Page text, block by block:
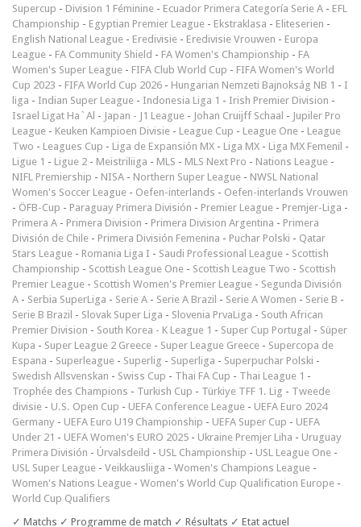
Supercup - Division 1 Féminine - Ecuador Primera Categoría Serie A - EFL
Championship - Egyptian Premier League - Ekstraklasa - Eliteserien -
English National League - Eredivisie - Eredivisie Vrouwen - Europa
League - FA Community Shield - FA Women's Championship - FA
Women's Super League - FIFA Club World Cup - FIFA Women's World
Cup 2023 - FIFA World Cup 2026 - Hungarian Nemzeti Bajnokság NB 1 - I
liga - Indian Super League - Indonesia Liga 1 - Irish Premier Division -
Israel Ligat Ha`Al - Japan - J1 League - Johan Cruijff Schaal - Jupiler Pro
League - Keuken Kampioen Divisie - League Cup - League One - League
Two - Leagues Cup - Liga de Expansión MX - Liga MX - Liga MX Femenil -
Ligue 1 - Ligue 2 - Meistriliiga - MLS - MLS Next Pro - Nations League -
NIFL Premiership - NISA - Northern Super League - NWSL National
Women's Soccer League - Oefen-interlands - Oefen-interlands Vrouwen
- ÖFB-Cup - Paraguay Primera División - Premier League - Premjer-Liga -
Primera A - Primera Division - Primera Division Argentina - Primera
División de Chile - Primera División Femenina - Puchar Polski - Qatar
Stars League - Romania Liga I - Saudi Professional League - Scottish
Championship - Scottish League One - Scottish League Two - Scottish
Premier League - Scottish Women's Premier League - Segunda División
A - Serbia SuperLiga - Serie A - Serie A Brazil - Serie A Women - Serie B -
Serie B Brazil - Slovak Super Liga - Slovenia PrvaLiga - South African
Premier Division - South Korea - K League 1 - Super Cup Portugal - Süper
Kupa - Super League 2 Greece - Super League Greece - Supercopa de
Espana - Superleague - Superlig - Superliga - Superpuchar Polski -
Swedish Allsvenskan - Swiss Cup - Thai FA Cup - Thai League 1 -
Trophée des Champions - Turkish Cup - Türkiye TFF 1. Lig - Tweede
divisie - U.S. Open Cup - UEFA Conference League - UEFA Euro 2024
Germany - UEFA Euro U19 Championship - UEFA Super Cup - UEFA
Under 21 - UEFA Women's EURO 2025 - Ukraine Premjer Liha - Uruguay
Primera División - Úrvalsdeild - USL Championship - USL League One -
USL Super League - Veikkausliiga - Women's Champions League -
Women's Nations League - Women's World Cup Qualification Europe -
World Cup Qualifiers
✓ Matchs ✓ Programme de match ✓ Résultats ✓ Etat actuel